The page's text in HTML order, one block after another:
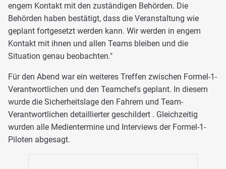
engem Kontakt mit den zuständigen Behörden. Die
Behörden haben bestätigt, dass die Veranstaltung wie
geplant fortgesetzt werden kann. Wir werden in engem
Kontakt mit ihnen und allen Teams bleiben und die
Situation genau beobachten."
Für den Abend war ein weiteres Treffen zwischen Formel-1-
Verantwortlichen und den Teamchefs geplant. In diesem
wurde die Sicherheitslage den Fahrern und Team-
Verantwortlichen detaillierter geschildert . Gleichzeitig
wurden alle Medientermine und Interviews der Formel-1-
Piloten abgesagt.